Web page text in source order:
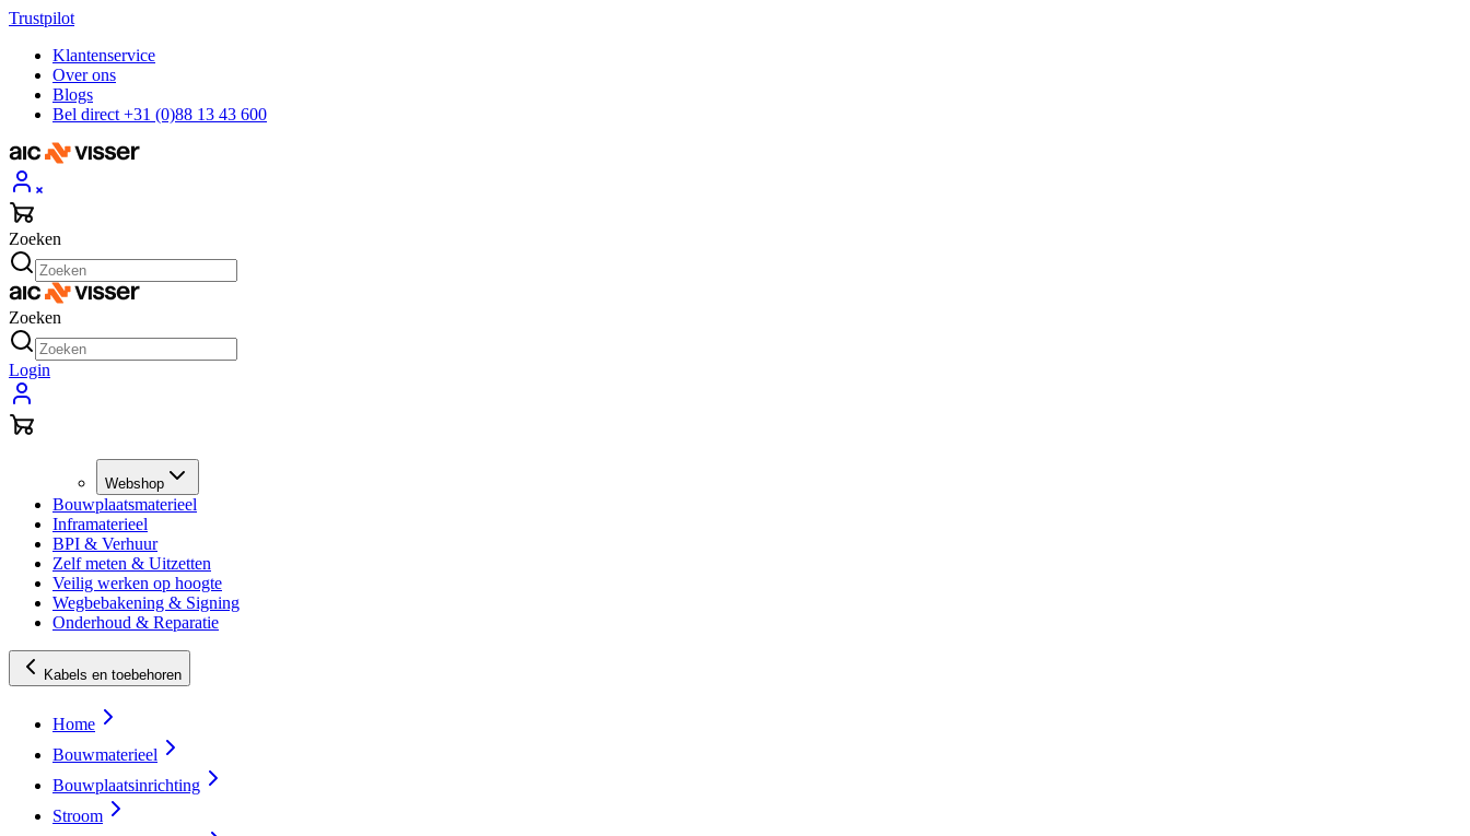
Trustpilot
Klantenservice
Over ons
Blogs
Bel direct +31 (0)88 13 43 600
Zoeken
Zoeken
Login
Webshop
Bouwplaatsmaterieel
Inframaterieel
BPI & Verhuur
Zelf meten & Uitzetten
Veilig werken op hoogte
Wegbebakening & Signing
Onderhoud & Reparatie
Kabels en toebehoren
Home
Bouwmaterieel
Bouwplaatsinrichting
Stroom